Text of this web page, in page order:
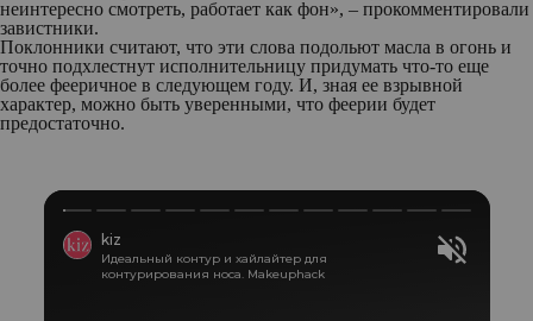
неинтересно смотреть, работает как фон», – прокомментировали
завистники.
Поклонники считают, что эти слова подольют масла в огонь и
точно подхлестнут исполнительницу придумать что-то еще
более фееричное в следующем году. И, зная ее взрывной
характер, можно быть уверенными, что феерии будет
предостаточно.